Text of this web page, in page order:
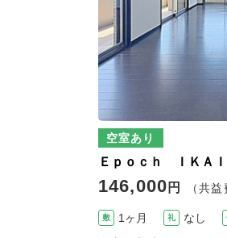
空室あり
Ｅｐｏｃｈ ＩＫＡＩ
146,000 円 （共
敷 1ヶ月 礼 なし